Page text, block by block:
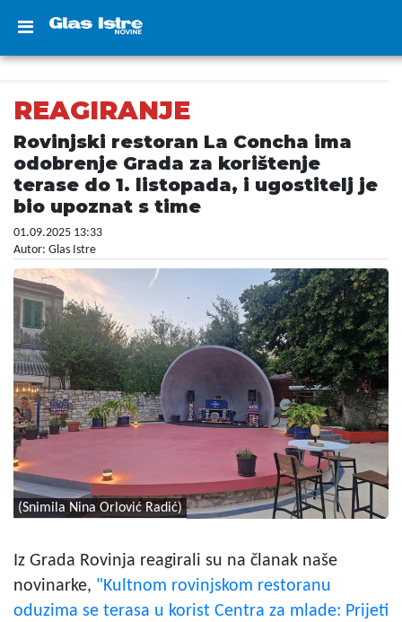
REAGIRANJE
Rovinjski restoran La Concha ima
odobrenje Grada za korištenje
terase do 1. listopada, i ugostitelj je
bio upoznat s time
01.09.2025 13:33
Autor: Glas Istre
(Snimila Nina Orlović Radić)
Iz Grada Rovinja reagirali su na članak naše
novinarke, "Kultnom rovinjskom restoranu
oduzima se terasa u korist Centra za mlade: Prijeti